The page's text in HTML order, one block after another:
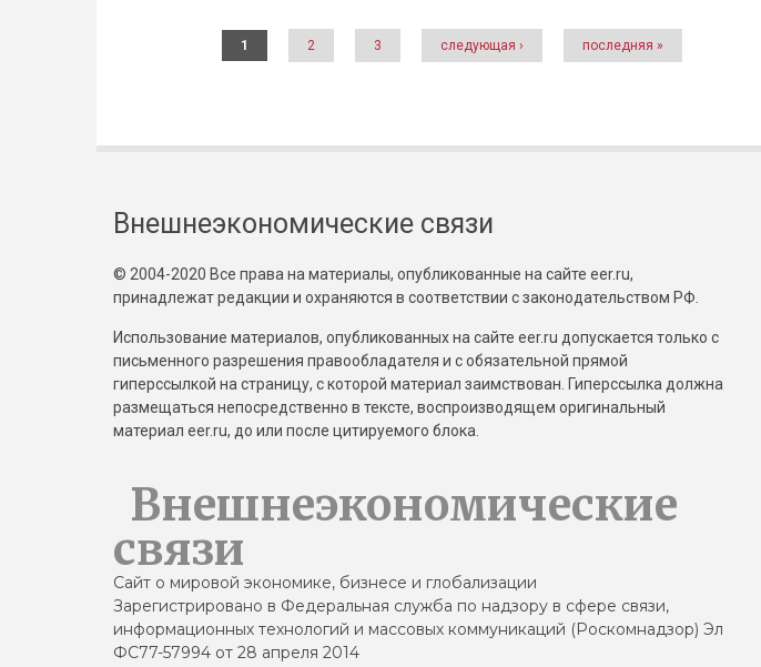
Страницы
1 2 3 следующая › последняя »
Внешнеэкономические связи
© 2004-2020 Все права на материалы, опубликованные на сайте eer.ru,
принадлежат редакции и охраняются в соответствии с законодательством РФ.
Использование материалов, опубликованных на сайте eer.ru допускается только с
письменного разрешения правообладателя и с обязательной прямой
гиперссылкой на страницу, с которой материал заимствован. Гиперссылка должна
размещаться непосредственно в тексте, воспроизводящем оригинальный
материал eer.ru, до или после цитируемого блока.
Внешнеэкономические
связи
Сайт о мировой экономике, бизнесе и глобализации
Зарегистрировано в Федеральная служба по надзору в сфере связи,
информационных технологий и массовых коммуникаций (Роскомнадзор) Эл
ФС77-57994 от 28 апреля 2014